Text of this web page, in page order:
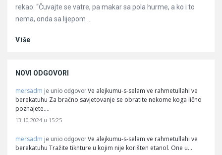
rekao: “Čuvajte se vatre, pa makar sa pola hurme, a ko i to
nema, onda sa lijepom ...
Više
NOVI ODGOVORI
mersadm je unio odgovor Ve alejkumu-s-selam ve rahmetullahi ve
berekatuhu Za bračno savjetovanje se obratite nekome koga lično
poznajete.…
13.10.2024 u 15:25
mersadm je unio odgovor Ve alejkumu-s-selam ve rahmetullahi ve
berekatuhu Tražite tiknture u kojim nije korišten etanol. One u…